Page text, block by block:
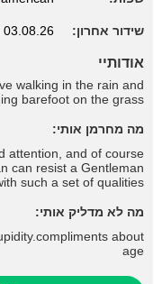
שידור אחרון: 03.08.26 8:06 AM
אודותיי
walking in the rain and
barefoot on the grass
מה מחרמן אותי:
attention, and of course
can resist a Gentleman
such a set of qualities*-)
מה לא מדליק אותי:
age